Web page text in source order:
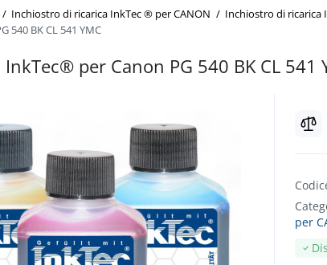
Inchiostro di ricarica InkTec ® per CANON
Inchiostro di ricarica
540 BK CL 541 YMC
per Canon PG 540 BK CL 541
per